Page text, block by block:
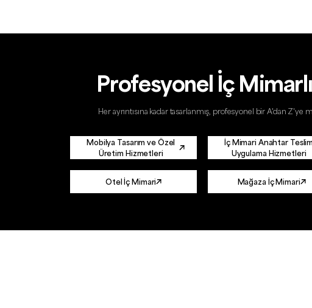
Profesyonel İç
Her ayrıntısına kadar tasarlanmış, profesyonel bir A'dan
Mobilya Tasarım ve Özel
Üretim Hizmetleri
İç Mimari Anahtar Teslim
Uygulama Hizmetleri
Otel İç Mimari Mağaza İç Mimari